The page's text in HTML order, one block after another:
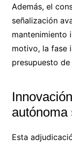
Además, el
señalización
mantenimiento
motivo, la fase
presupuesto
autónoma
Esta